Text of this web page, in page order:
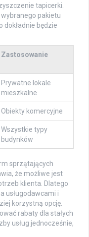
tapicerki.
pakietu
dokładnie będzie
Zastosowanie
Prywatne lokale
mieszkalne
Obiekty komercyjne
Wszystkie typy
budynków
sprzątających
że możliwe jest
klienta. Dlatego
usługodawcami i
korzystną opcję.
rabaty dla stałych
usług jednocześnie,